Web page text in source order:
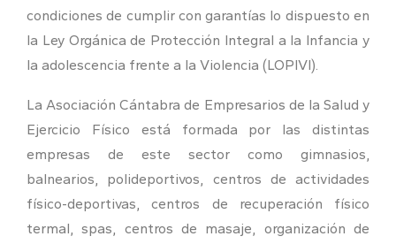
condiciones de cumplir con garantías lo dispuesto en
la Ley Orgánica de Protección Integral a la Infancia y
la adolescencia frente a la Violencia (LOPIVI).
La Asociación Cántabra de Empresarios de la Salud y
Ejercicio Físico está formada por las distintas
empresas de este sector como gimnasios,
balnearios, polideportivos, centros de actividades
físico-deportivas, centros de recuperación físico
termal, spas, centros de masaje, organización de